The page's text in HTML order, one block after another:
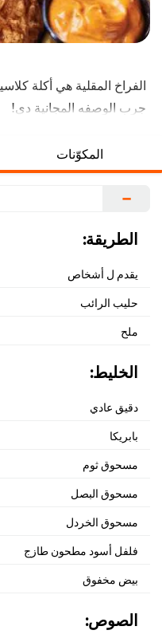
الفراخ المقلية هي أكلة
جرب الوصفه المجانية دي!
الطبق ده لمستوى أعلى بكتير!
المكوّنات
الطريقة:
يقدم ل أشخاص
حليب الرائب
ملح
الخليط:
دقيق عادي
بابريكا
مسحوق ثوم
مسحوق البصل
مسحوق الخردل
فلفل أسود مطحون طازج
بيض مخفوق
الصوص: